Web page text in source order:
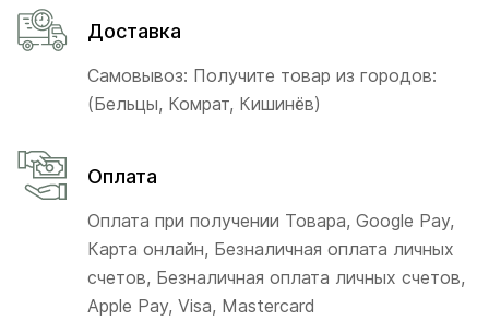
Доставка
Самовывоз: Получите товар из городов:
(Бельцы, Комрат, Кишинёв)
Оплата
Оплата при получении Товара, Google Pay,
Карта онлайн, Безналичная оплата личных
счетов, Безналичная оплата личных счетов,
Apple Pay, Visa, Mastercard